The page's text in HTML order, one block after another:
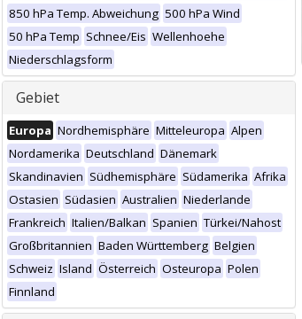
850 hPa Temp. Abweichung 500 hPa Wind
50 hPa Temp Schnee/Eis Wellenhoehe
Niederschlagsform
Gebiet
Europa Nordhemisphäre Mitteleuropa Alpen
Nordamerika Deutschland Dänemark
Skandinavien Südhemisphäre Südamerika Afrika
Ostasien Südasien Australien Niederlande
Frankreich Italien/Balkan Spanien Türkei/Nahost
Großbritannien Baden Württemberg Belgien
Schweiz Island Österreich Osteuropa Polen
Finnland